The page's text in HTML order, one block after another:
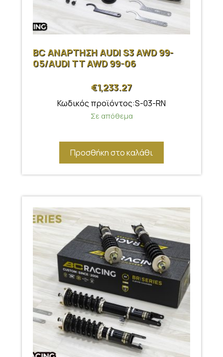
BC ΑΝΑΡΤΗΣΗ AUDI S3 AWD 99-
05/AUDI TT AWD 99-06
€1,233.27
Κωδικός προϊόντος:S-03-RN
Σε απόθεμα
Προσθήκη στο καλάθι